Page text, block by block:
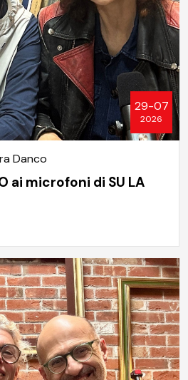
29-07
2026
Danco
ai microfoni di SU LA